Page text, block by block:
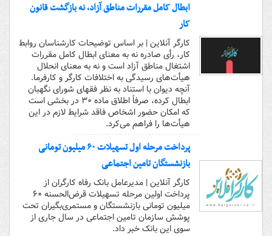
ابطال کامل مقررات مناطق آزاد، نه بازگشت قانون
کار
کارگر آنلاین | بر اساس توضیحات کارشناسان روابط
کار، رأی صادره نه به معنای ابطال کامل مقررات
اشتغال مناطق آزاد است و نه به معنای انحلال
هیأت‌های رسیدگی به اختلافات کارگر و کارفرما.
آنچه دیوان با استناد به نظر فقهای شورای نگهبان
ابطال کرده، صرفاً اطلاق ماده ۳۰ در بخشی است
که امکان حضور اشخاص فاقد شرایط لازم در این
هیأت‌ها را فراهم می‌کرد.
پرداخت مرحله اول تسهیلات ۶۰ میلیون تومانی
بازنشستگان تامین اجتماعی
کارگر آنلاین | مدیرعامل بانک رفاه کارگران از
پرداخت اولین مرحله تسهیلات قرض‌الحسنه ۶۰
میلیون تومانی بازنشستگان و مستمری‌بگیران تحت
پوشش سازمان تامین اجتماعی در سال جاری از
سوی این بانک خبر داد.